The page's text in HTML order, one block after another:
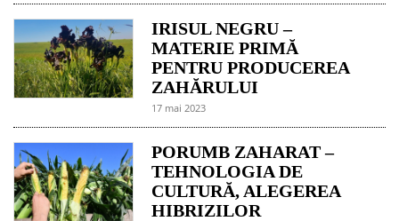
IRISUL NEGRU –
MATERIE PRIMĂ
PENTRU PRODUCEREA
ZAHĂRULUI
17 mai 2023
PORUMB ZAHARAT –
TEHNOLOGIA DE
CULTURĂ, ALEGEREA
HIBRIZILOR